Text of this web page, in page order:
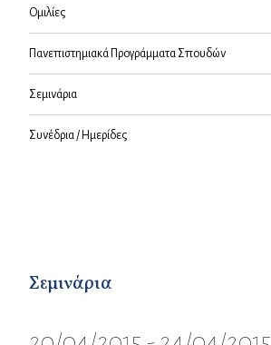
Ομιλίες
Πανεπιστημιακά Προγράμματα Σπουδών
Σεμινάρια
Συνέδρια / Ημερίδες
Σεμινάρια